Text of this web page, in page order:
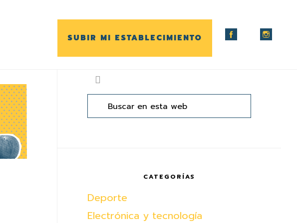
SUBIR MI ESTABLECIMIENTO
Barra
lateral
principal
Buscar
en
web
CATEGORÍAS
Deporte
Electrónica y tecnología